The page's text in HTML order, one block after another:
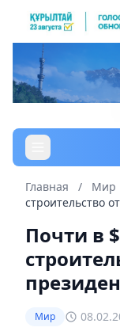
Главная / Мир
строительство
Почти в
Мир